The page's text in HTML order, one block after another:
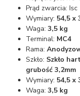
Prąd zwarcia: Isc
Wymiary: 54,5 x
Waga:3,5 kg
Terminal: MC4
Rama:
Szkło: Szkło
grubość 3,2mm
Wymiary: 54,5 x
Waga:3,5 kg